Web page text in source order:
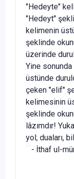
"Hedeyte"
"Hedeyt"
kelimenin
şeklinde
üzerinde
Yine
üstünde
çeken "elif"
kelimesinin
şeklinde
lâzımdır!
yol; duaları,
- İthaf ul-